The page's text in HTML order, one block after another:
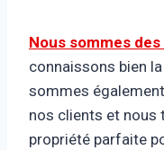
Nous sommes
connaissons bien
sommes
nos clients et nous
propriété parfaite